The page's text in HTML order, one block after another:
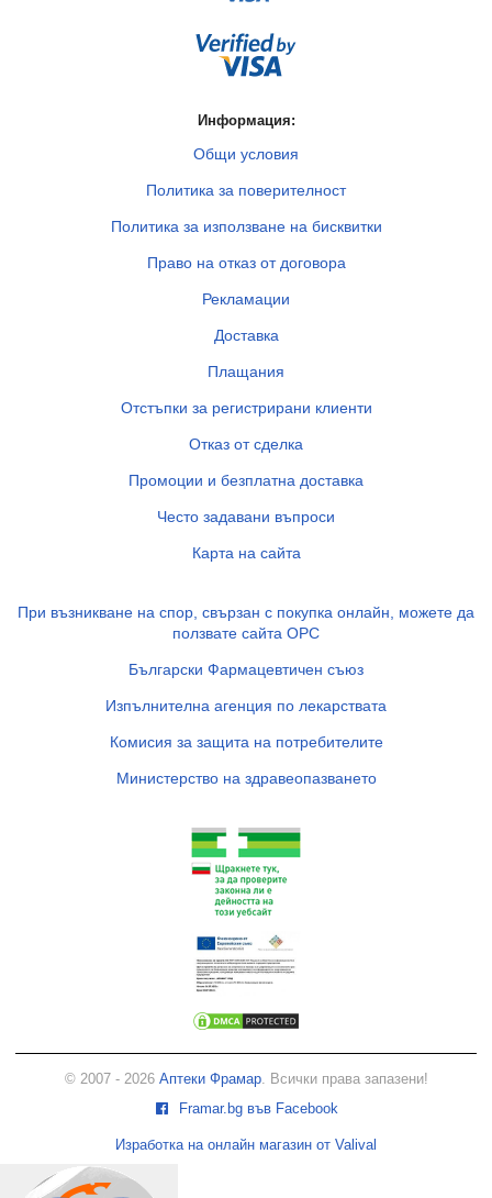
Информация:
Общи условия
Политика за поверителност
Политика за използване на бисквитки
Право на отказ от договора
Рекламации
Доставка
Плащания
Отстъпки за регистрирани клиенти
Отказ от сделка
Промоции и безплатна доставка
Често задавани въпроси
Карта на сайта
При възникване на спор, свързан с покупка онлайн, можете да
ползвате сайта ОРС
Български Фармацевтичен съюз
Изпълнителна агенция по лекарствата
Комисия за защита на потребителите
Министерство на здравеопазването
© 2007 - 2026 Аптеки Фрамар. Всички права запазени!
Framar.bg във Facebook
Изработка на онлайн магазин от Valival